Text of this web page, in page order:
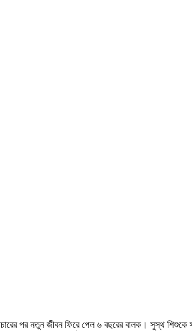
পর নতুন জীবন ফিরে পেল ৬ বছরের বালক। সুস্থ শিশুকে